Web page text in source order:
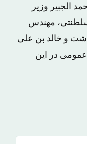
الجبیر وزیر
مهندس
و خالد بن علی
در این